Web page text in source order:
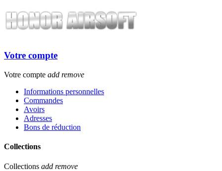
Votre compte
Votre compte add remove
Informations personnelles
Commandes
Avoirs
Adresses
Bons de réduction
Collections
Collections add remove